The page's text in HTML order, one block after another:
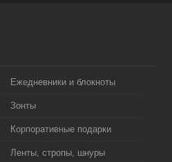
Ежедневники и блокноты
Зонты
Корпоративные подарки
Ленты, стропы, шнуры